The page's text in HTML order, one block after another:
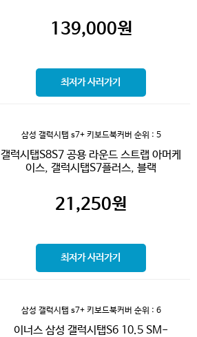
139,000원
최저가 사러가기
삼성 갤럭시탭 s7+ 키보드북커버 순위 : 5
갤럭시탭S8S7 공용 라운드 스트랩 아머케
이스, 갤럭시탭S7플러스, 블랙
21,250원
최저가 사러가기
삼성 갤럭시탭 s7+ 키보드북커버 순위 : 6
이너스 삼성 갤럭시탭S6 10.5 SM-